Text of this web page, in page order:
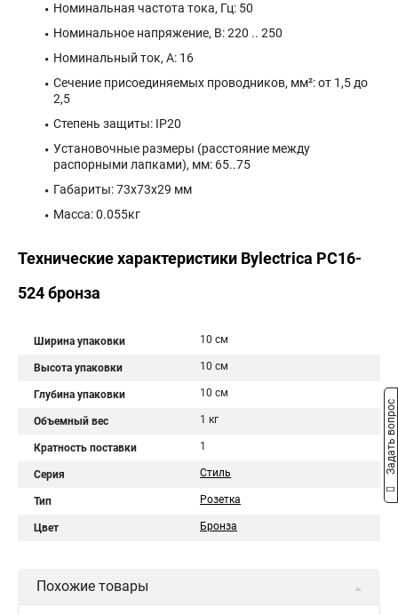
Номинальная частота тока, Гц: 50
Номинальное напряжение, В: 220 .. 250
Номинальный ток, А: 16
Сечение присоединяемых проводников, мм²: от 1,5 до
2,5
Степень защиты: IP20
Установочные размеры (расстояние между
распорными лапками), мм: 65..75
Габариты: 73x73x29 мм
Масса: 0.055кг
Технические характеристики Bylectrica РС16-
524 бронза
Ширина упаковки 10 см
Высота упаковки 10 см
Глубина упаковки 10 см
Объемный вес 1 кг
Кратность поставки 1
Серия Стиль
Тип Розетка
Цвет Бронза
Похожие товары
Задать вопрос